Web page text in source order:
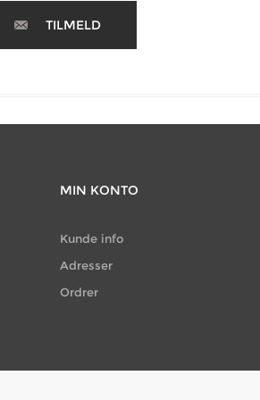
TILMELD
MIN KONTO
Kunde info
Adresser
Ordrer